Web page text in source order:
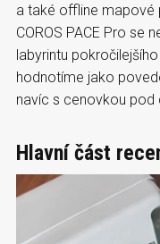
a také offline mapové
COROS PACE Pro se
labyrintu
hodnotíme jako
navíc s cenovkou pod
Hlavní část